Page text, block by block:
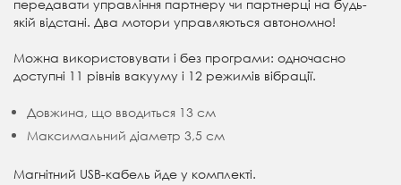
передавати управління партнеру чи партнерці на будь-
якій відстані. Два мотори управляються автономно!
Можна використовувати і без програми: одночасно
доступні 11 рівнів вакууму і 12 режимів вібрації.
Довжина, що вводиться 13 см
Максимальний діаметр 3,5 см
Магнітний USB-кабель йде у комплекті.